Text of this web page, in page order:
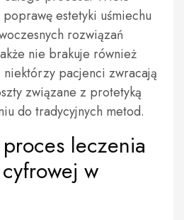
estetyki uśmiechu
rozwiązań
nie brakuje również
niektórzy pacjenci zwracają
związane z protetyką
do tradycyjnych metod.
leczenia
w